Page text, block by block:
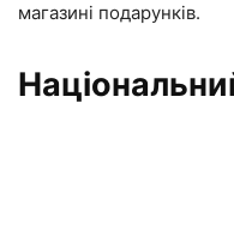
магазині подарунків.